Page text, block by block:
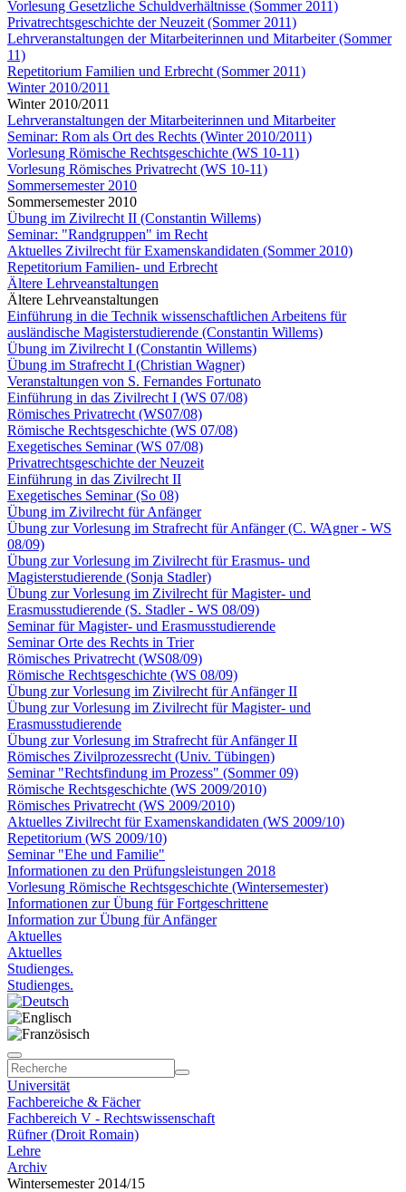
Vorlesung Gesetzliche Schuldverhältnisse (Sommer 2011)
Privatrechtsgeschichte der Neuzeit (Sommer 2011)
Lehrveranstaltungen der Mitarbeiterinnen und Mitarbeiter (Sommer
11)
Repetitorium Familien und Erbrecht (Sommer 2011)
Winter 2010/2011
Winter 2010/2011
Lehrveranstaltungen der Mitarbeiterinnen und Mitarbeiter
Seminar: Rom als Ort des Rechts (Winter 2010/2011)
Vorlesung Römische Rechtsgeschichte (WS 10-11)
Vorlesung Römisches Privatrecht (WS 10-11)
Sommersemester 2010
Sommersemester 2010
Übung im Zivilrecht II (Constantin Willems)
Seminar: "Randgruppen" im Recht
Aktuelles Zivilrecht für Examenskandidaten (Sommer 2010)
Repetitorium Familien- und Erbrecht
Ältere Lehrveanstaltungen
Ältere Lehrveanstaltungen
Einführung in die Technik wissenschaftlichen Arbeitens für
ausländische Magisterstudierende (Constantin Willems)
Übung im Zivilrecht I (Constantin Willems)
Übung im Strafrecht I (Christian Wagner)
Veranstaltungen von S. Fernandes Fortunato
Einführung in das Zivilrecht I (WS 07/08)
Römisches Privatrecht (WS07/08)
Römische Rechtsgeschichte (WS 07/08)
Exegetisches Seminar (WS 07/08)
Privatrechtsgeschichte der Neuzeit
Einführung in das Zivilrecht II
Exegetisches Seminar (So 08)
Übung im Zivilrecht für Anfänger
Übung zur Vorlesung im Strafrecht für Anfänger (C. WAgner - WS
08/09)
Übung zur Vorlesung im Zivilrecht für Erasmus- und
Magisterstudierende (Sonja Stadler)
Übung zur Vorlesung im Zivilrecht für Magister- und
Erasmusstudierende (S. Stadler - WS 08/09)
Seminar für Magister- und Erasmusstudierende
Seminar Orte des Rechts in Trier
Römisches Privatrecht (WS08/09)
Römische Rechtsgeschichte (WS 08/09)
Übung zur Vorlesung im Zivilrecht für Anfänger II
Übung zur Vorlesung im Zivilrecht für Magister- und
Erasmusstudierende
Übung zur Vorlesung im Strafrecht für Anfänger II
Römisches Zivilprozessrecht (Univ. Tübingen)
Seminar "Rechtsfindung im Prozess" (Sommer 09)
Römische Rechtsgeschichte (WS 2009/2010)
Römisches Privatrecht (WS 2009/2010)
Aktuelles Zivilrecht für Examenskandidaten (WS 2009/10)
Repetitorium (WS 2009/10)
Seminar "Ehe und Familie"
Informationen zu den Prüfungsleistungen 2018
Vorlesung Römische Rechtsgeschichte (Wintersemester)
Informationen zur Übung für Fortgeschrittene
Information zur Übung für Anfänger
Aktuelles
Aktuelles
Studienges.
Studienges.
Universität
Fachbereiche & Fächer
Fachbereich V - Rechtswissenschaft
Rüfner (Droit Romain)
Lehre
Archiv
Wintersemester 2014/15